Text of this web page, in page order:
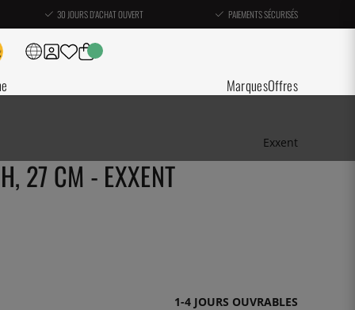
30 JOURS D'ACHAT OUVERT PAIEMENTS SÉCURISÉS
MarquesOffres
Exxent
27 CM - EXXENT
1-4 JOURS OUVRABLES